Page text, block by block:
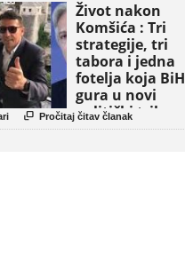
Život nakon
Komšića : Tri
strategije, tri
tabora i jedna
fotelja koja BiH
gura u novi
politički triler
 Pročitaj čitav članak